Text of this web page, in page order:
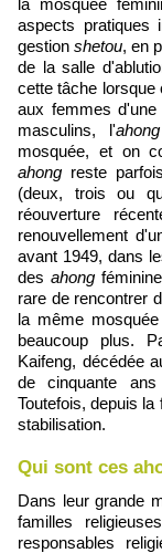
la mosquée
aspects pratiques
gestionshetou, en
de la salle
cette tâche lorsque
aux femmes
masculins, l'ahong
mosquée, et on
ahong reste
(deux, trois ou
réouverture
renouvellement
avant 1949, dans
des ahong
rare de rencontrer
la même
beaucoup plus.
Kaifeng, décédée
de cinquante
Toutefois, depuis
stabilisation.
Qui sont ces
Dans leur grande
familles
responsables